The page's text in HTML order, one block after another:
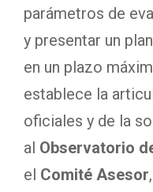
parámetros de
y presentar un
en un plazo
establece la
oficiales y de la
al Observatorio
el Comité Asesor